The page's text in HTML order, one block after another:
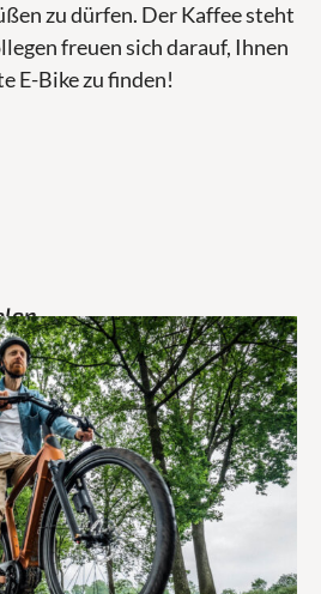
zu dürfen. Der Kaffee steht
freuen sich darauf, Ihnen
E-Bike zu finden!